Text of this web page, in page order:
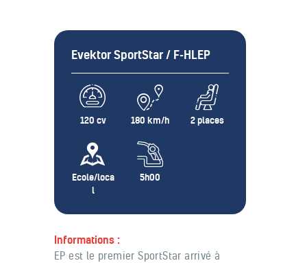
Evektor SportStar / F-HLEP
120 cv 180 km/h 2 places
Ecole/loca
l
5h00
Informations :
EP est le premier SportStar arrivé à